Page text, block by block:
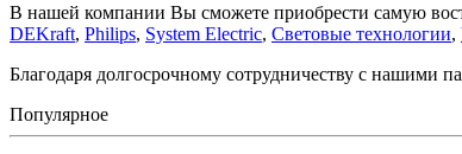
В нашей компании Вы сможете приобрести самую
DEKraft, Philips, System Electric, Световые технологии,
Благодаря долгосрочному сотрудничеству с
Популярное